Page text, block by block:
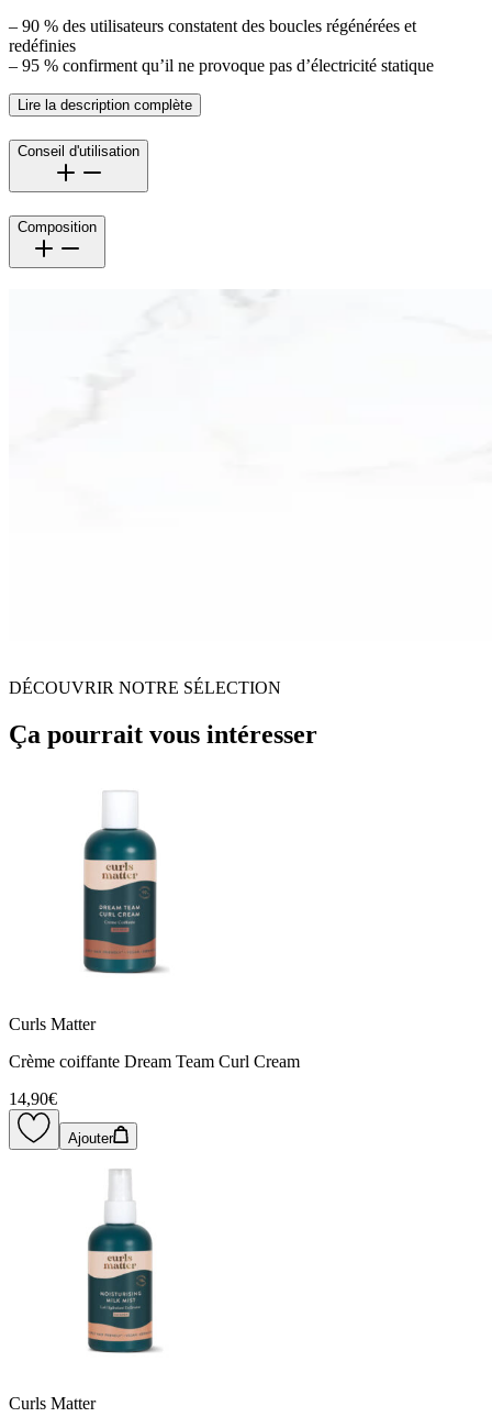
– 90 % des utilisateurs constatent des boucles régénérées et
redéfinies
– 95 % confirment qu’il ne provoque pas d’électricité statique
Lire la description complète
Conseil d'utilisation
Composition
DÉCOUVRIR NOTRE SÉLECTION
Ça pourrait vous intéresser
Curls Matter
Crème coiffante Dream Team Curl Cream
14,90€
Ajouter
Curls Matter